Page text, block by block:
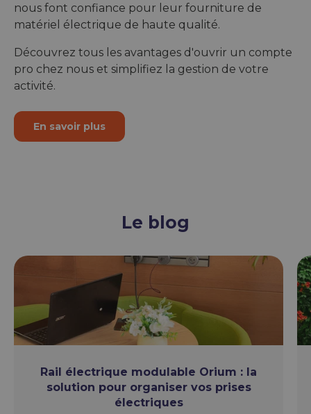
nous font confiance pour leur fourniture de
matériel électrique de haute qualité.
Découvrez tous les avantages d'ouvrir un compte
pro chez nous et simplifiez la gestion de votre
activité.
En savoir plus
Le blog
Rail électrique modulable Orium : la
solution pour organiser vos prises
électriques